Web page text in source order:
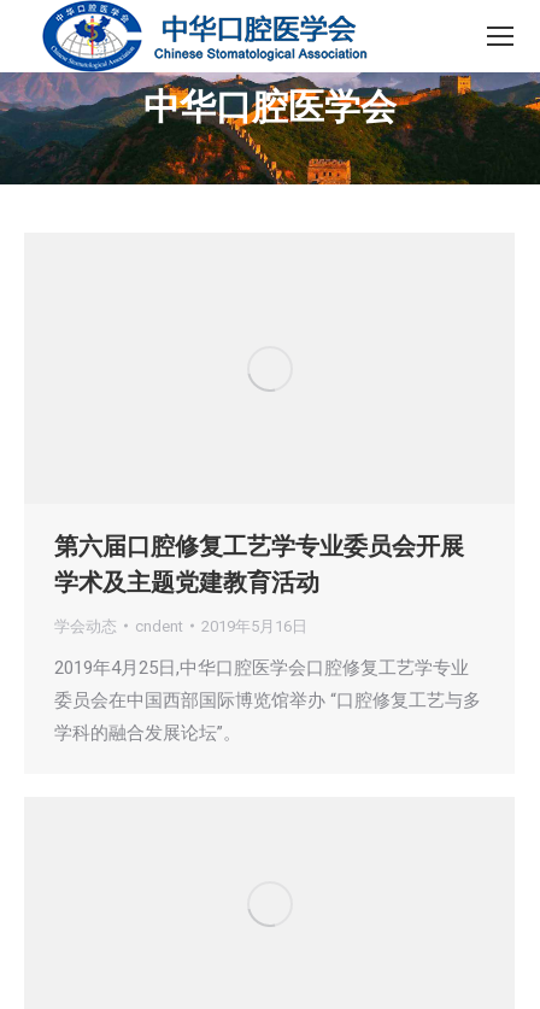
中华口腔医学会
您在这里：
第六届口腔修复工艺学专业委员会开展
学术及主题党建教育活动
学会动态 cndent 2019年5月16日
2019年4月25日,中华口腔医学会口腔修复工艺学专业
委员会在中国西部国际博览馆举办 “口腔修复工艺与多
学科的融合发展论坛”。